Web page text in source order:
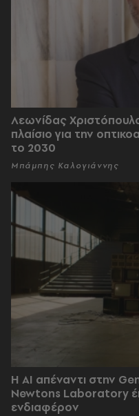
Λεωνίδας
πλαίσιο για την
το 2030
Μπάμπης Καλογιάννης
Η AI απέναντι στην
Newtons Laboratory
ενδιαφέρον